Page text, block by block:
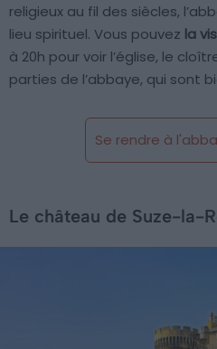
religieux au fil des siècles,
lieu spirituel. Vous pouvez la
à 20h pour voir l’église, le
parties de l’abbaye, qui sont
Se rendre à
Le château de Suze-la-